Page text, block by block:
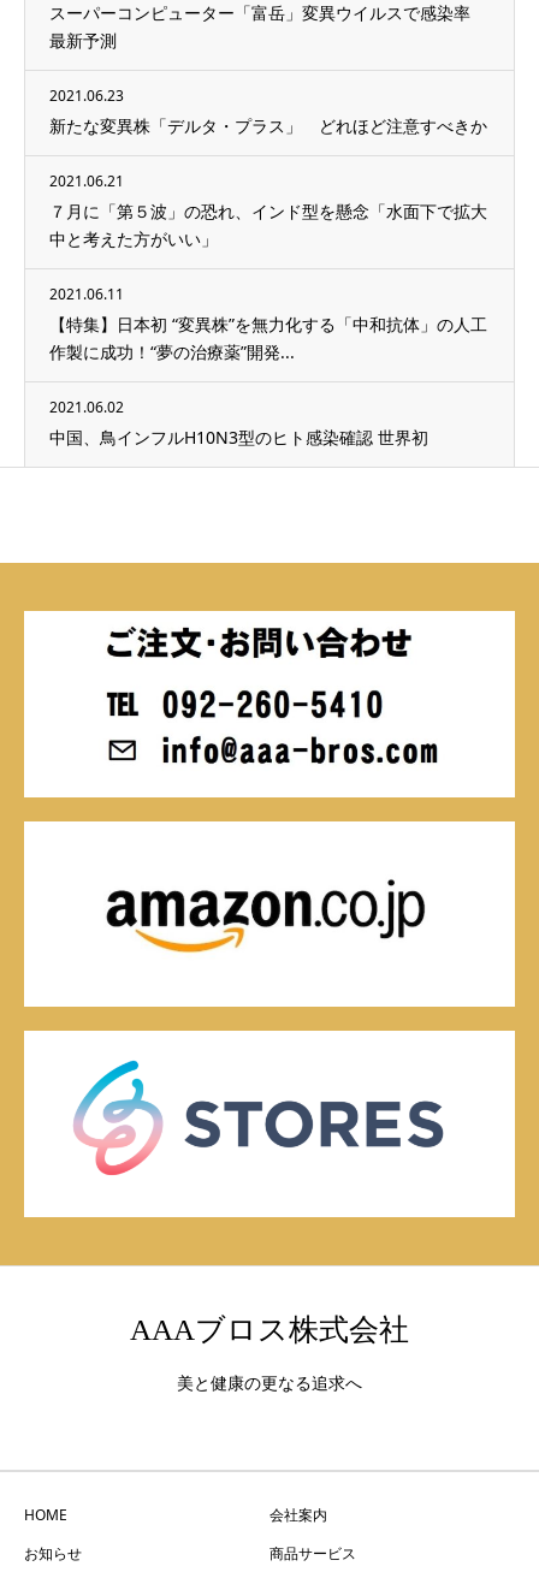
スーパーコンピューター「富岳」変異ウイルスで感染率
最新予測
2021.06.23
新たな変異株「デルタ・プラス」 どれほど注意すべきか
2021.06.21
７月に「第５波」の恐れ、インド型を懸念「水面下で拡大
中と考えた方がいい」
2021.06.11
【特集】日本初 “変異株”を無力化する「中和抗体」の人工
作製に成功！“夢の治療薬”開発...
2021.06.02
中国、鳥インフルH10N3型のヒト感染確認 世界初
AAAブロス株式会社
美と健康の更なる追求へ
HOME
会社案内
お知らせ
商品サービス